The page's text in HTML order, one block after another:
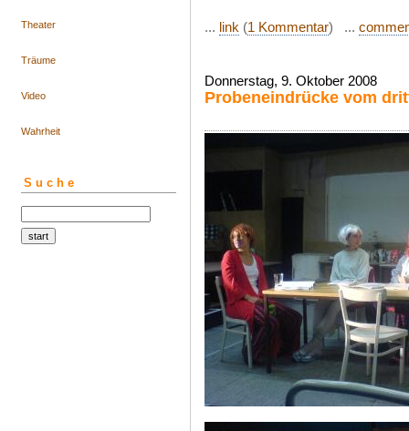
Theater
Träume
Video
Wahrheit
Suche
... link (1 Kommentar) ...
Donnerstag, 9. Oktober 2008
Probeneindrücke vom